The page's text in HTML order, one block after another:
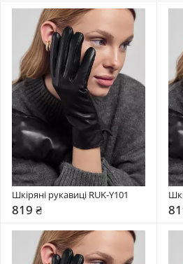
Шкіряні рукавиці RUK-Y101
819 ₴